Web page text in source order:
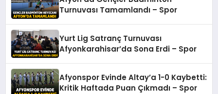
Turnuvası Tamamlandı – Spor
Yurt Lig Satranç Turnuvası
Afyonkarahisar’da Sona Erdi – Spor
Afyonspor Evinde Altay’a 1-0 Kaybetti:
Kritik Haftada Puan Çıkmadı – Spor